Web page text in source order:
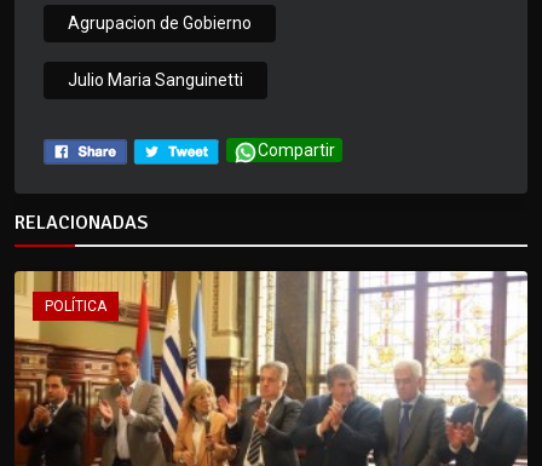
Agrupacion de Gobierno
Julio Maria Sanguinetti
Compartir
RELACIONADAS
POLÍTICA